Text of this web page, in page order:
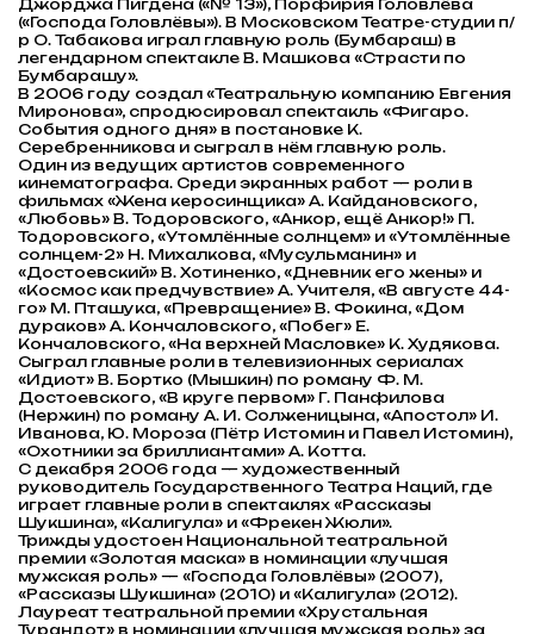
Джорджа Пигдена («№ 13»), Порфирия Головлёва
(«Господа Головлёвы»). В Московском Театре-студии п/
р О. Табакова играл главную роль (Бумбараш) в
легендарном спектакле В. Машкова «Страсти по
Бумбарашу».
В 2006 году создал «Театральную компанию Евгения
Миронова», спродюсировал спектакль «Фигаро.
События одного дня» в постановке К.
Серебренникова и сыграл в нём главную роль.
Один из ведущих артистов современного
кинематографа. Среди экранных работ — роли в
фильмах «Жена керосинщика» А. Кайдановского,
«Любовь» В. Тодоровского, «Анкор, ещё Анкор!» П.
Тодоровского, «Утомлённые солнцем» и «Утомлённые
солнцем-2» Н. Михалкова, «Мусульманин» и
«Достоевский» В. Хотиненко, «Дневник его жены» и
«Космос как предчувствие» А. Учителя, «В августе 44-
го» М. Пташука, «Превращение» В. Фокина, «Дом
дураков» А. Кончаловского, «Побег» Е.
Кончаловского, «На верхней Масловке» К. Худякова.
Сыграл главные роли в телевизионных сериалах
«Идиот» В. Бортко (Мышкин) по роману Ф. М.
Достоевского, «В круге первом» Г. Панфилова
(Нержин) по роману А. И. Солженицына, «Апостол» И.
Иванова, Ю. Мороза (Пётр Истомин и Павел Истомин),
«Охотники за бриллиантами» А. Котта.
С декабря 2006 года — художественный
руководитель Государственного Театра Наций, где
играет главные роли в спектаклях «Рассказы
Шукшина», «Калигула» и «Фрекен Жюли».
Трижды удостоен Национальной театральной
премии «Золотая маска» в номинации «лучшая
мужская роль» — «Господа Головлёвы» (2007),
«Рассказы Шукшина» (2010) и «Калигула» (2012).
Лауреат театральной премии «Хрустальная
Турандот» в номинации «лучшая мужская роль» за